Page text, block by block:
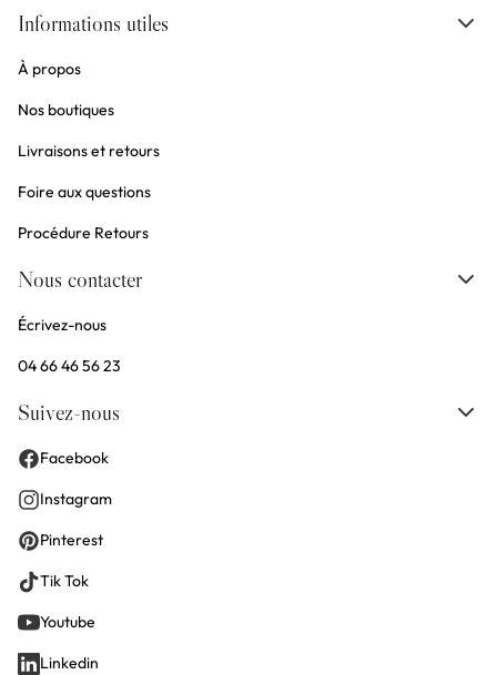
Informations utiles
À propos
Nos boutiques
Livraisons et retours
Foire aux questions
Procédure Retours
Nous contacter
Écrivez-nous
04 66 46 56 23
Suivez-nous
Facebook
Instagram
Pinterest
Tik Tok
Youtube
Linkedin